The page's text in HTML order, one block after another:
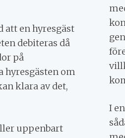
att en hyresgäst
debiteras då
på
hyresgästen om
klara av det,
uppenbart
I